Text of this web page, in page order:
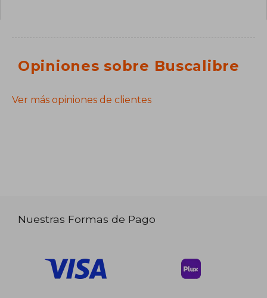
Opiniones sobre Buscalibre
Ver más opiniones de clientes
Nuestras Formas de Pago